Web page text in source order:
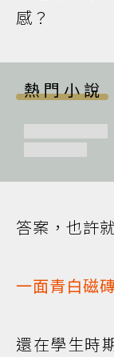
感？
熱門小說
答案，也許
一面青白磁
還在學生時